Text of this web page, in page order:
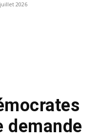
2026